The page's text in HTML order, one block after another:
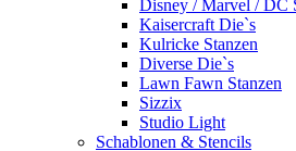
Disney / Marvel / DC
Kaisercraft Die`s
Kulricke Stanzen
Diverse Die`s
Lawn Fawn Stanzen
Sizzix
Studio Light
Schablonen & Stencils